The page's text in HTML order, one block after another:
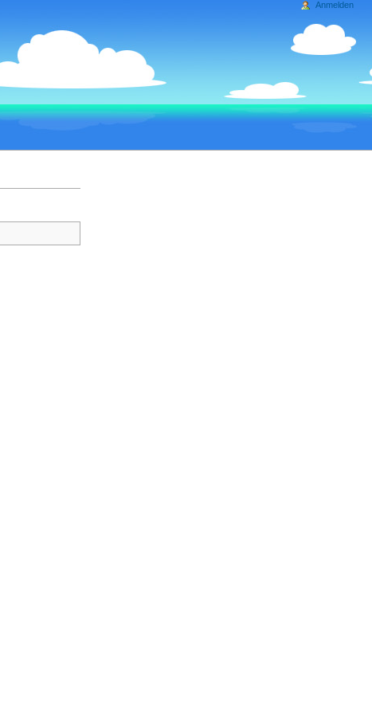
Anmelden